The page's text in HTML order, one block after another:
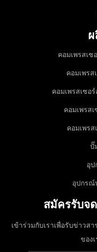
คอมเพรสเ
คอมเพรส
คอมเพรสเซอ
คอมเพรส
คอมเพรส
ปั๊
อุ
อุปกรณ์
สมัครรับจ
เข้าร่วมกับเราเพื่อรับข่าวส
ของ